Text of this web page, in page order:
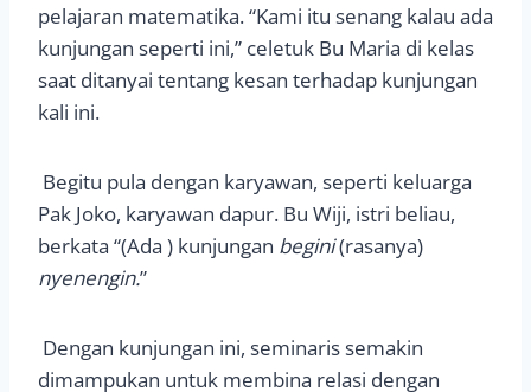
pelajaran matematika. “Kami itu senang kalau ada
kunjungan seperti ini,” celetuk Bu Maria di kelas
saat ditanyai tentang kesan terhadap kunjungan
kali ini.
Begitu pula dengan karyawan, seperti keluarga
Pak Joko, karyawan dapur. Bu Wiji, istri beliau,
berkata “(Ada ) kunjungan begini(rasanya)
nyenengin.”
Dengan kunjungan ini, seminaris semakin
dimampukan untuk membina relasi dengan